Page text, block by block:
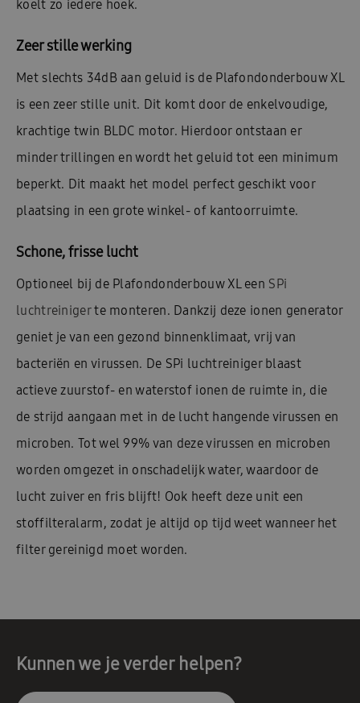
koelt zo iedere hoek.
Zeer stille werking
Met slechts 34dB aan geluid is de Plafondonderbouw XL
is een zeer stille unit. Dit komt door de enkelvoudige,
krachtige twin BLDC motor. Hierdoor ontstaan er
minder trillingen en wordt het geluid tot een minimum
beperkt. Dit maakt het model perfect geschikt voor
plaatsing in een grote winkel- of kantoorruimte.
Schone, frisse lucht
Optioneel bij de Plafondonderbouw XL een SPi
luchtreinigerte monteren. Dankzij deze ionen generator
geniet je van een gezond binnenklimaat, vrij van
bacteriën en virussen. De SPi luchtreiniger blaast
actieve zuurstof- en waterstof ionen de ruimte in, die
de strijd aangaan met in de lucht hangende virussen en
microben. Tot wel 99% van deze virussen en microben
worden omgezet in onschadelijk water, waardoor de
lucht zuiver en fris blijft! Ook heeft deze unit een
stoffilteralarm, zodat je altijd op tijd weet wanneer het
filter gereinigd moet worden.
Kunnen we je verder helpen?